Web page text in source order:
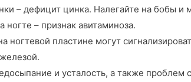
– дефицит цинка. Налегайте на бобы и
– признак авитаминоза.
ногтевой пластине могут
и усталость, а также проблем